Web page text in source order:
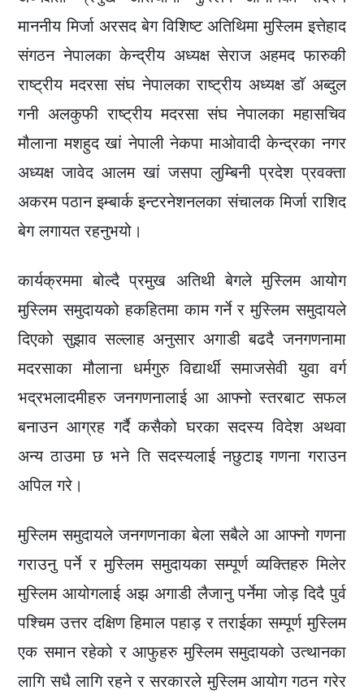
माननीय मिर्जा अरसद बेग विशिष्ट अतिथिमा मुस्लिम इत्तेहाद
संगठन नेपालका केन्द्रीय अध्यक्ष सेराज अहमद फारुकी
राष्ट्रीय मदरसा संघ नेपालका राष्ट्रीय अध्यक्ष डाॅ अब्दुल
गनी अलकुफी राष्ट्रीय मदरसा संघ नेपालका महासचिव
मौलाना मशहुद खां नेपाली नेकपा माओवादी केन्द्रका नगर
अध्यक्ष जावेद आलम खां जसपा लुम्बिनी प्रदेश प्रवक्ता
अकरम पठान इम्बार्क इन्टरनेशनलका संचालक मिर्जा राशिद
बेग लगायत रहनुभयो।
कार्यक्रममा बोल्दै प्रमुख अतिथी बेगले मुस्लिम आयोग
मुस्लिम समुदायको हकहितमा काम गर्ने र मुस्लिम समुदायले
दिएको सुझाव सल्लाह अनुसार अगाडी बढदै जनगणनामा
मदरसाका मौलाना धर्मगुरु विद्यार्थी समाजसेवी युवा वर्ग
भद्रभलादमीहरु जनगणनालाई आ आफ्नो स्तरबाट सफल
बनाउन आग्रह गर्दै कसैको घरका सदस्य विदेश अथवा
अन्य ठाउमा छ भने ति सदस्यलाई नछुटाइ गणना गराउन
अपिल गरे।
मुस्लिम समुदायले जनगणनाका बेला सबैले आ आफ्नो गणना
गराउनु पर्ने र मुस्लिम समुदायका सम्पूर्ण व्यक्तिहरु मिलेर
मुस्लिम आयोगलाई अझ अगाडी लैजानु पर्नेमा जोड़ दिदै पुर्व
पश्चिम उत्तर दक्षिण हिमाल पहाड़ र तराईका सम्पूर्ण मुस्लिम
एक समान रहेको र आफुहरु मुस्लिम समुदायको उत्थानका
लागि सधै लागि रहने र सरकारले मुस्लिम आयोग गठन गरेर